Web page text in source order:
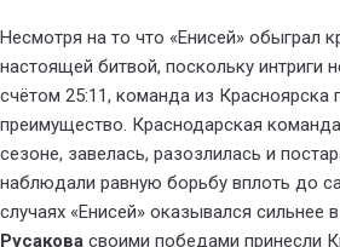
Несмотря на то что «Енисей» обыграл
настоящей битвой, поскольку интриги
счётом 25:11, команда из Красноярска
преимущество. Краснодарская
сезоне, завелась, разозлилась и
наблюдали равную борьбу вплоть до
случаях «Енисей» оказывался
Русакова своими победами принесли